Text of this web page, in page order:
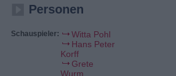
Personen
Schauspieler:
Witta Pohl
Hans Peter
Korff
Grete
Wurm